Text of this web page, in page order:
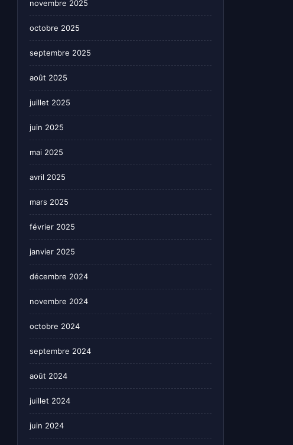
novembre 2025
octobre 2025
septembre 2025
août 2025
juillet 2025
juin 2025
mai 2025
avril 2025
mars 2025
février 2025
janvier 2025
décembre 2024
novembre 2024
octobre 2024
septembre 2024
août 2024
juillet 2024
juin 2024